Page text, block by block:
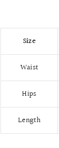
Size
Waist
Hips
Length